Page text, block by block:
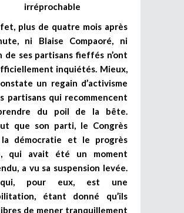
irréprochable
plus de quatre mois après
ni Blaise Compaoré, ni
de ses partisans fieffés n’ont
inquiétés. Mieux,
un regain d’activisme
partisans qui recommencent
du poil de la bête.
que son parti, le Congrès
démocratie et le progrès
qui avait été un moment
a vu sa suspension levée.
pour eux, est une
étant donné qu’ils
de mener tranquillement